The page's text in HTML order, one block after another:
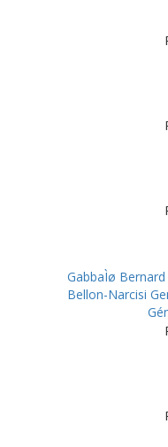
GabbaÌø
Bellon-Narcisi